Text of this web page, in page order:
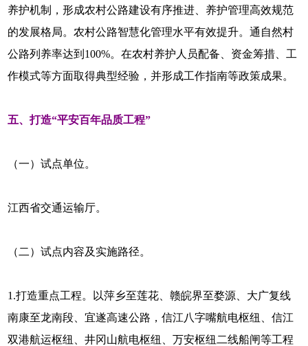
养护机制，形成农村公路建设有序推进、养护管理高效规范
的发展格局。农村公路智慧化管理水平有效提升。通自然村
公路列养率达到100%。在农村养护人员配备、资金筹措、工
作模式等方面取得典型经验，并形成工作指南等政策成果。
五、打造“平安百年品质工程”
（一）试点单位。
江西省交通运输厅。
（二）试点内容及实施路径。
1.打造重点工程。以萍乡至莲花、赣皖界至婺源、大广复线
南康至龙南段、宜遂高速公路，信江八字嘴航电枢纽、信江
双港航运枢纽、井冈山航电枢纽、万安枢纽二线船闸等工程